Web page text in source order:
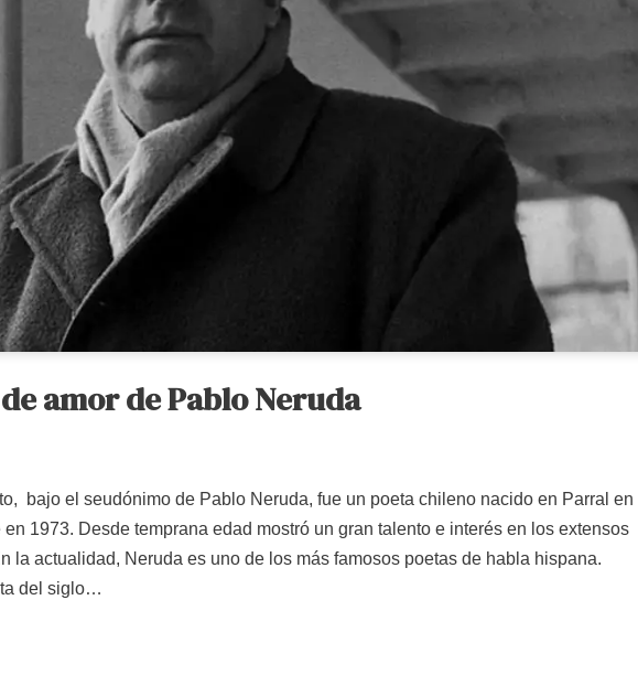
amor de Pablo Neruda
bajo el seudónimo de Pablo Neruda, fue un poeta chileno nacido en Parral en
1973. Desde temprana edad mostró un gran talento e interés en los extensos
la actualidad, Neruda es uno de los más famosos poetas de habla hispana.
del siglo…